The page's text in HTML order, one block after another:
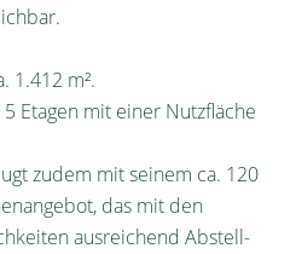
1.412 m².
Etagen mit einer Nutzfläche
zudem mit seinem ca. 120
das mit den
ausreichend Abstell-